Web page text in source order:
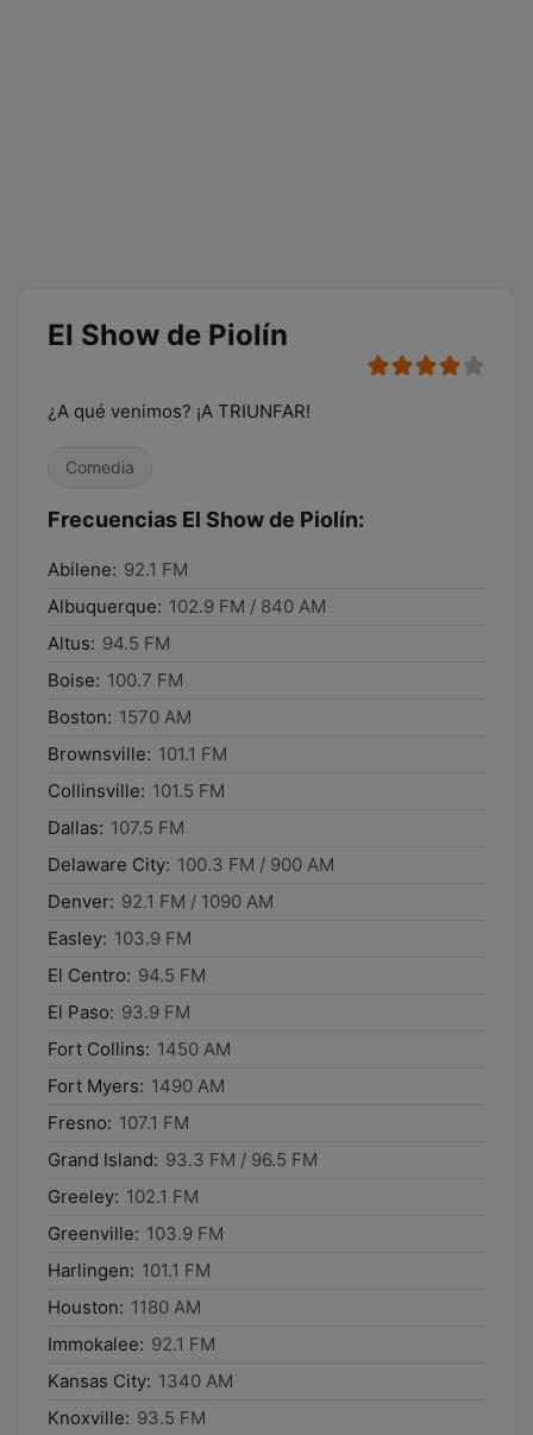
El Show de Piolín
¿A qué venimos? ¡A TRIUNFAR!
Comedia
Frecuencias El Show de Piolín:
Abilene: 92.1 FM
Albuquerque: 102.9 FM / 840 AM
Altus: 94.5 FM
Boise: 100.7 FM
Boston: 1570 AM
Brownsville: 101.1 FM
Collinsville: 101.5 FM
Dallas: 107.5 FM
Delaware City: 100.3 FM / 900 AM
Denver: 92.1 FM / 1090 AM
Easley: 103.9 FM
El Centro: 94.5 FM
El Paso: 93.9 FM
Fort Collins: 1450 AM
Fort Myers: 1490 AM
Fresno: 107.1 FM
Grand Island: 93.3 FM / 96.5 FM
Greeley: 102.1 FM
Greenville: 103.9 FM
Harlingen: 101.1 FM
Houston: 1180 AM
Immokalee: 92.1 FM
Kansas City: 1340 AM
Knoxville: 93.5 FM